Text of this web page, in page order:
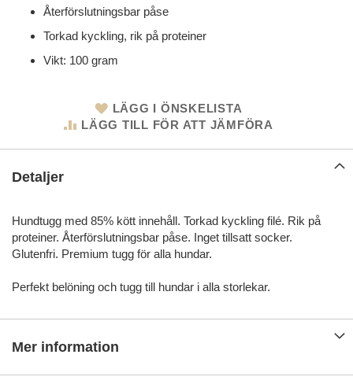
Återförslutningsbar påse
Torkad kyckling, rik på proteiner
Vikt: 100 gram
LÄGG I ÖNSKELISTA
LÄGG TILL FÖR ATT JÄMFÖRA
Detaljer
Hundtugg med 85% kött innehåll. Torkad kyckling filé. Rik på
proteiner. Återförslutningsbar påse. Inget tillsatt socker.
Glutenfri. Premium tugg för alla hundar.
Perfekt belöning och tugg till hundar i alla storlekar.
Mer information